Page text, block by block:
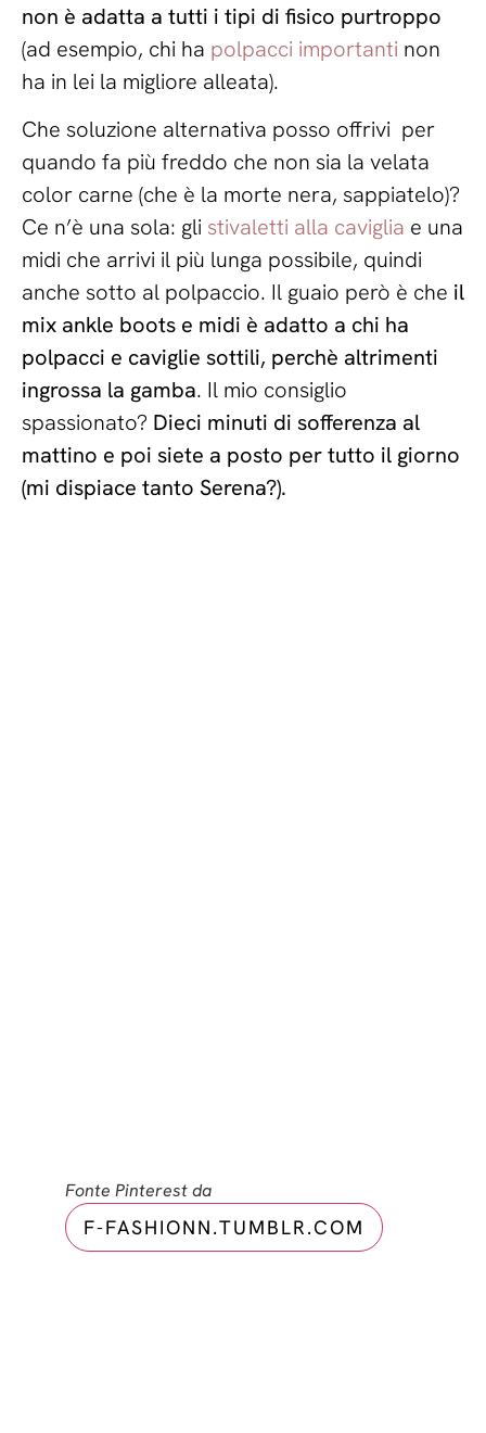
non è adatta a tutti i tipi di fisico purtroppo
(ad esempio, chi ha polpacci importanti non
ha in lei la migliore alleata).
Che soluzione alternativa posso offrivi per
quando fa più freddo che non sia la velata
color carne (che è la morte nera, sappiatelo)?
Ce n’è una sola: gli stivaletti alla caviglia e una
midi che arrivi il più lunga possibile, quindi
anche sotto al polpaccio. Il guaio però è che il
mix ankle boots e midi è adatto a chi ha
polpacci e caviglie sottili, perchè altrimenti
ingrossa la gamba. Il mio consiglio
spassionato? Dieci minuti di sofferenza al
mattino e poi siete a posto per tutto il giorno
(mi dispiace tanto Serena?).
Fonte Pinterest da
F-FASHIONN.TUMBLR.COM